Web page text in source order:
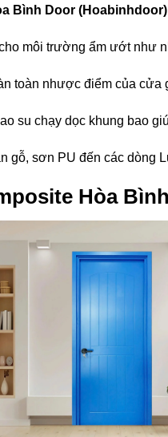
Bình Door (Hoabinhdoor)
môi trường ẩm ướt như
toàn nhược điểm của cửa
su chạy dọc khung bao
gỗ, sơn PU đến các dòng
Hòa